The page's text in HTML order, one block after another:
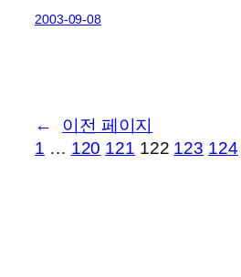
2003-09-08
←
이전 페이지
1 … 120 121 122 123 124